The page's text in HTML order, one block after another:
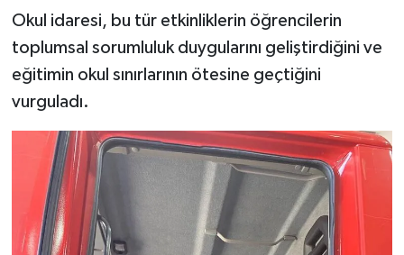
Okul idaresi, bu tür etkinliklerin öğrencilerin
toplumsal sorumluluk duygularını geliştirdiğini ve
eğitimin okul sınırlarının ötesine geçtiğini
vurguladı.